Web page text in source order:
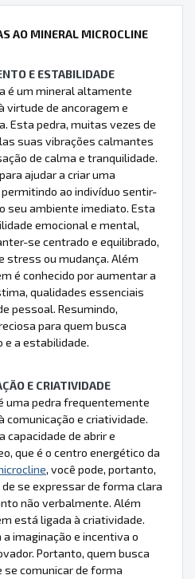
AO MINERAL MICROCLINE
E ESTABILIDADE
é um mineral altamente
virtude de ancoragem e
Esta pedra, muitas vezes de
suas vibrações calmantes
de calma e tranquilidade.
ajudar a criar uma
ao indivíduo sentir-
seu ambiente imediato. Esta
emocional e mental,
se centrado e equilibrado,
stress ou mudança. Além
é conhecido por aumentar a
qualidades essenciais
pessoal. Resumindo,
para quem busca
a estabilidade.
E CRIATIVIDADE
uma pedra frequentemente
comunicação e criatividade.
capacidade de abrir e
que é o centro energético da
, você pode, portanto,
se expressar de forma clara
não verbalmente. Além
está ligada à criatividade.
imaginação e incentiva o
Portanto, quem busca
se comunicar de forma